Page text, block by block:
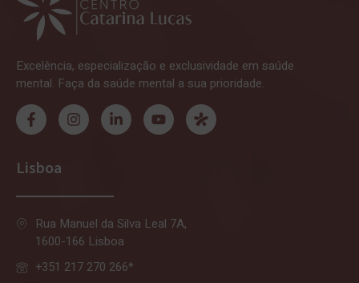
Excelência, especialização e exclusividade em saúde
mental. Faça da saúde mental a sua prioridade.
Lisboa
Rua Manuel da Silva Leal 7A,
1600-166 Lisboa
+351 217 270 266*